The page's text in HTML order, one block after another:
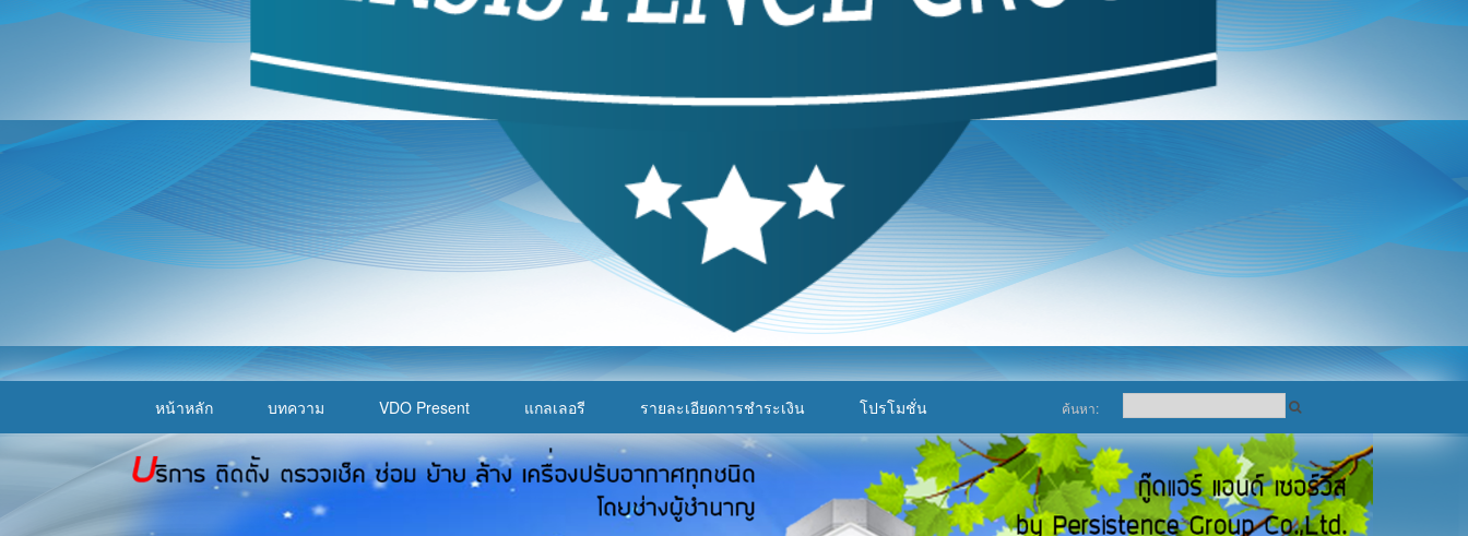
หน้าหลัก บทความ VDO Present แกลเลอรี รายละเอียดการชำระเงิน โปรโมชั่น ค้นหา: